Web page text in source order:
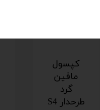
کپسول
مافین
گرد
طرحدار S4